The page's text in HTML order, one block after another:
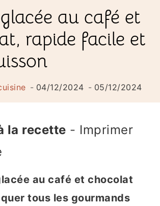
au café et
rapide facile et
04/12/2024 05/12/2024
la recette - Imprimer
au café et chocolat
tous les gourmands